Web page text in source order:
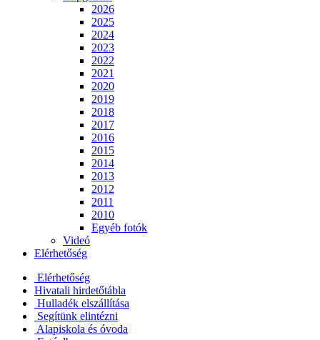
2026
2025
2024
2023
2022
2021
2020
2019
2018
2017
2016
2015
2014
2013
2012
2011
2010
Egyéb fotók
Videó
Elérhetőség
Elérhetőség
Hivatali hirdetőtábla
Hulladék elszállítása
Segítünk elintézni
Alapiskola és óvoda